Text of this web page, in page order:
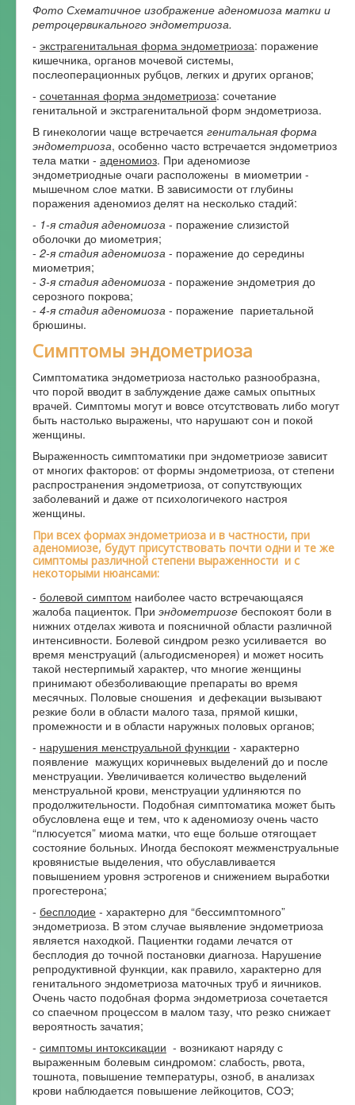
Фото Схематичное изображение аденомиоза матки и
ретроцервикального эндометриоза.
- экстрагенитальная форма эндометриоза: поражение
кишечника, органов мочевой системы,
послеоперационных рубцов, легких и других органов;
- сочетанная форма эндометриоза: сочетание
генитальной и экстрагенитальной форм эндометриоза.
В гинекологии чаще встречается генитальная форма
эндометриоза, особенно часто встречается эндометриоз
тела матки - аденомиоз. При аденомиозе
эндометриодные очаги расположены в миометрии -
мышечном слое матки. В зависимости от глубины
поражения аденомиоз делят на несколько стадий:
- 1-я стадия аденомиоза - поражение слизистой
оболочки до миометрия;
- 2-я стадия аденомиоза - поражение до середины
миометрия;
- 3-я стадия аденомиоза - поражение эндометрия до
серозного покрова;
- 4-я стадия аденомиоза - поражение париетальной
брюшины.
Симптомы эндометриоза
Симптоматика эндометриоза настолько разнообразна,
что порой вводит в заблуждение даже самых опытных
врачей. Симптомы могут и вовсе отсутствовать либо могут
быть настолько выражены, что нарушают сон и покой
женщины.
Выраженность симптоматики при эндометриозе зависит
от многих факторов: от формы эндометриоза, от степени
распространения эндометриоза, от сопутствующих
заболеваний и даже от психологичекого настроя
женщины.
При всех формах эндометриоза и в частности, при
аденомиозе, будут присутствовать почти одни и те же
симптомы различной степени выраженности и с
некоторыми нюансами:
- болевой симптом наиболее часто встречающаяся
жалоба пациенток. При эндометриозе беспокоят боли в
нижних отделах живота и поясничной области различной
интенсивности. Болевой синдром резко усиливается во
время менструаций (альгодисменорея) и может носить
такой нестерпимый характер, что многие женщины
принимают обезболивающие препараты во время
месячных. Половые сношения и дефекации вызывают
резкие боли в области малого таза, прямой кишки,
промежности и в области наружных половых органов;
- нарушения менструальной функции - характерно
появление мажущих коричневых выделений до и после
менструации. Увеличивается количество выделений
менструальной крови, менструации удлиняются по
продолжительности. Подобная симптоматика может быть
обусловлена еще и тем, что к аденомиозу очень часто
“плюсуется” миома матки, что еще больше отягощает
состояние больных. Иногда беспокоят межменструальные
кровянистые выделения, что обуславливается
повышением уровня эстрогенов и снижением выработки
прогестерона;
- бесплодие - характерно для “бессимптомного”
эндометриоза. В этом случае выявление эндометриоза
является находкой. Пациентки годами лечатся от
бесплодия до точной постановки диагноза. Нарушение
репродуктивной функции, как правило, характерно для
генитального эндометриоза маточных труб и яичников.
Очень часто подобная форма эндометриоза сочетается
со спаечном процессом в малом тазу, что резко снижает
вероятность зачатия;
- симптомы интоксикации - возникают наряду с
выраженным болевым синдромом: слабость, рвота,
тошнота, повышение температуры, озноб, в анализах
крови наблюдается повышение лейкоцитов, СОЭ;